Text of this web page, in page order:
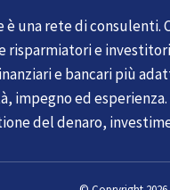
è una rete di consulenti.
risparmiatori e
e bancari più
impegno ed
del denaro,